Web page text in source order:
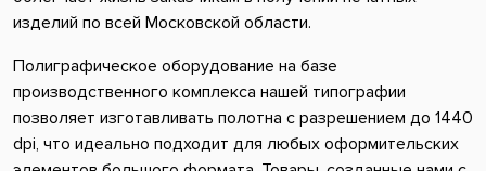
изделий по всей Московской области.
Полиграфическое оборудование на базе
производственного комплекса нашей типографии
позволяет изготавливать полотна с разрешением до 1440
dpi, что идеально подходит для любых оформительских